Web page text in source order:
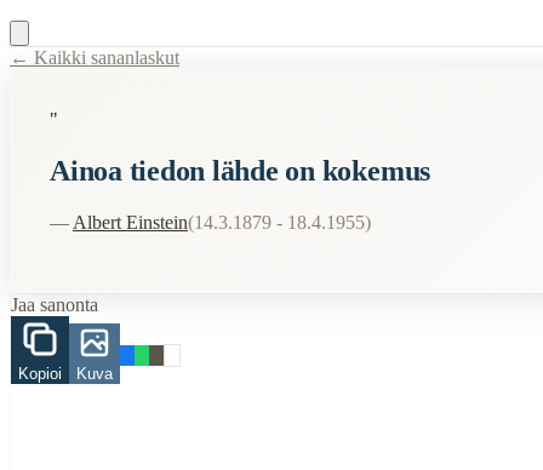
Related Topics
tieto
Finding Finnish proverbs about specific topics
Understanding Finnish cultural wisdom
Learning Finnish language through proverbs
← Kaikki sananlaskut
"
Ainoa tiedon lähde on kokemus
— Albert Einstein(14.3.1879 - 18.4.1955)
Jaa sanonta
Kopioi Kuva